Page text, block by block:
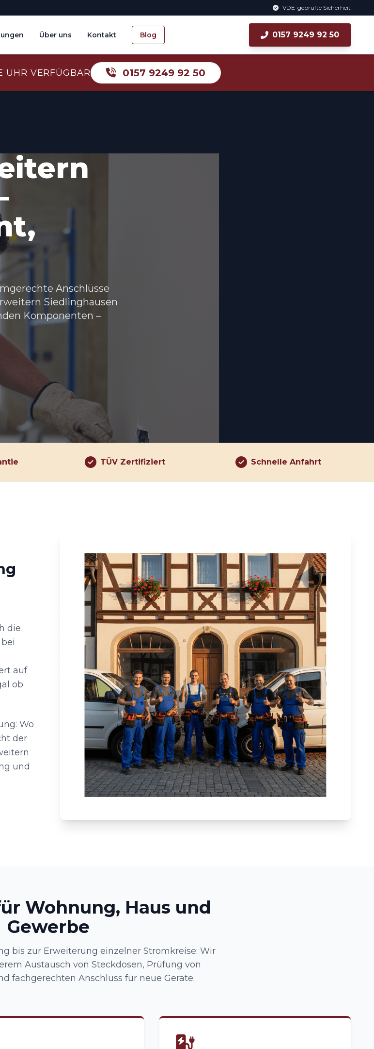
VDE-geprüfte Sicherheit
Über uns Kontakt Blog 0157 9249 92 50
UHR VERFÜGBAR 0157 9249 92 50
Anschlüsse
Siedlinghausen
Komponenten –
TÜV Zertifiziert Schnelle Anfahrt
die
auf
ob
Wo
der
und
Wohnung, Haus und
Gewerbe
bis zur Erweiterung einzelner Stromkreise: Wir
Austausch von Steckdosen, Prüfung von
fachgerechten Anschluss für neue Geräte.